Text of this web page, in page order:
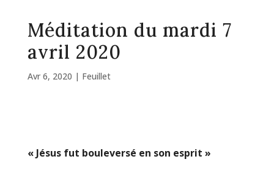
Méditation du mardi 7
avril 2020
Avr 6, 2020 | Feuillet
« Jésus fut bouleversé en son esprit »